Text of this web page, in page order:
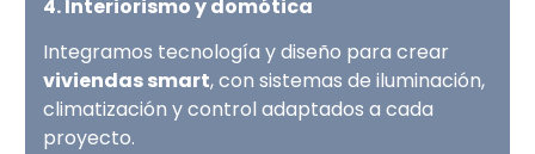
4. Interiorismo y domótica
Integramos tecnología y diseño para crear
viviendas smart, con sistemas de iluminación,
climatización y control adaptados a cada
proyecto.